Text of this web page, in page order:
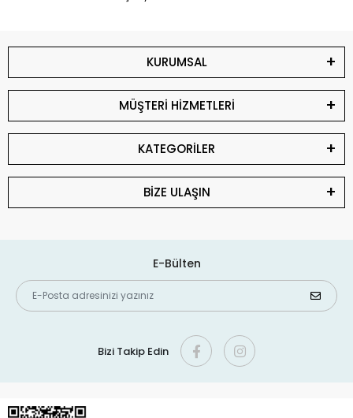
KURUMSAL
MÜŞTERİ HİZMETLERİ
KATEGORİLER
BİZE ULAŞIN
E-Bülten
Bizi Takip Edin